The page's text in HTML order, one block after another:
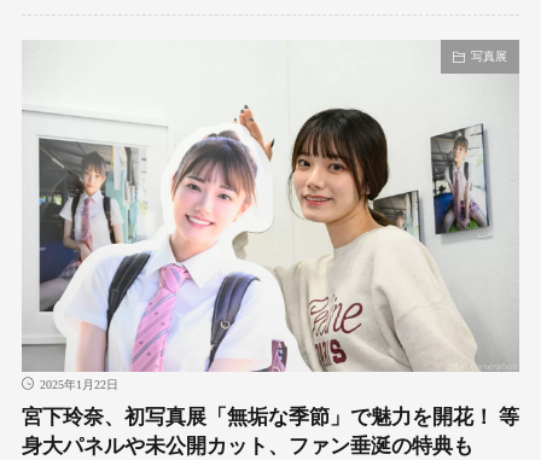
写真展
2025年1月22日
宮下玲奈、初写真展「無垢な季節」で魅力を開花！ 等
身大パネルや未公開カット、ファン垂涎の特典も